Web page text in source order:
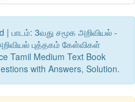
| பாடம்: 3வது சமூக அறிவியல் -
புத்தகம் கேள்விகள்
Tamil Medium Text Book
with Answers, Solution.